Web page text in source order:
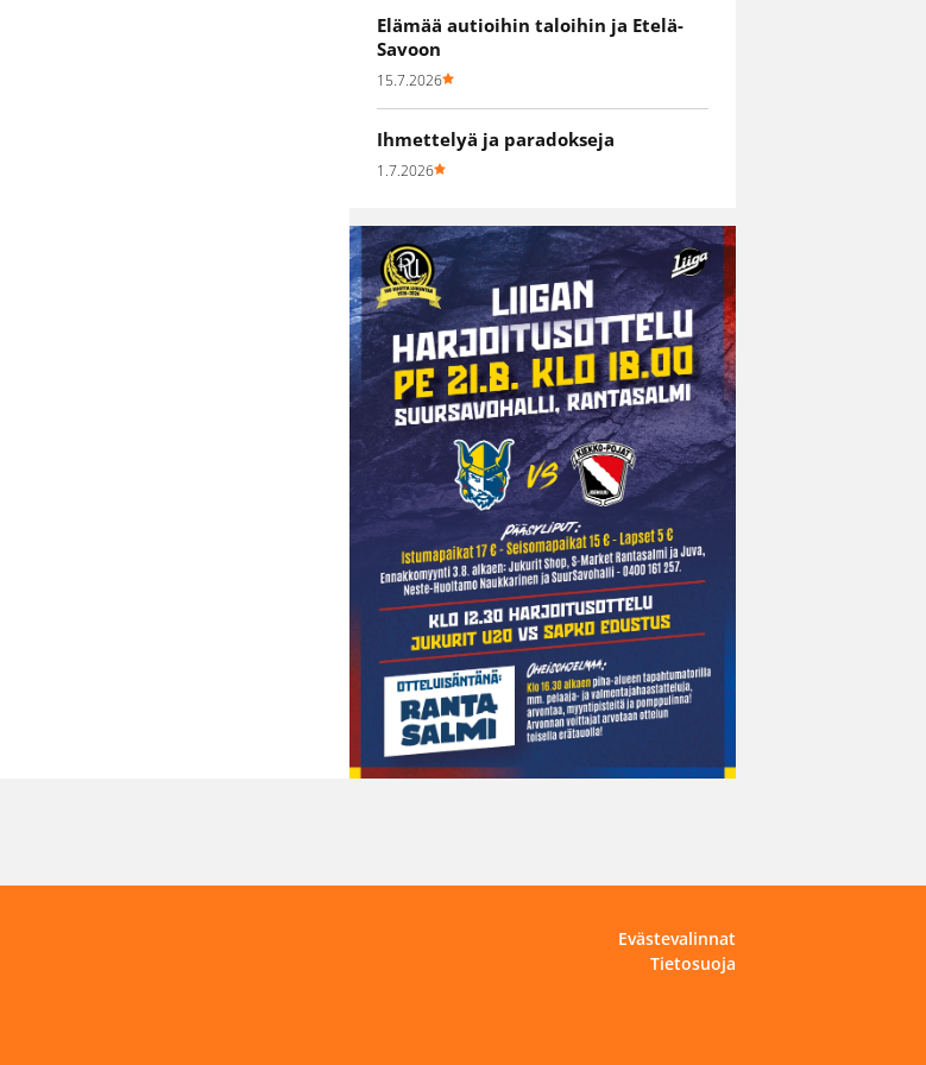
Elämää autioihin taloihin ja Etelä-
Savoon
15.7.2026
Ihmettelyä ja paradokseja
1.7.2026
Evästevalinnat
Tietosuoja